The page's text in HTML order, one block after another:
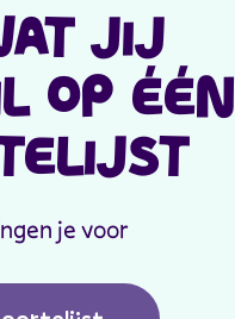
JIJ
OP ÉÉN
je voor